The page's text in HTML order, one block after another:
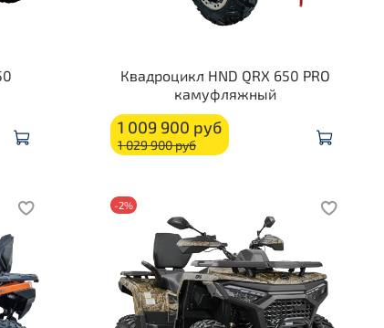
Квадроцикл HND QRX 650 PRO
камуфляжный
1 009 900 руб
1 029 900 руб
-2%